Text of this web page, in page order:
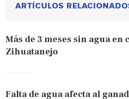
ARTÍCULOS
Más de 3 meses sin agua en
Zihuatanejo
Falta de agua afecta al